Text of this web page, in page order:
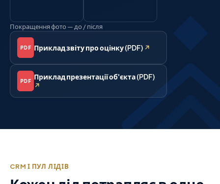
Покращення фото — до / після
PDF Приклад звіту про оцінку (PDF) ↗
PDF Приклад презентації об'єкта (PDF)
↗
CRM І ПУЛ ЛІДІВ